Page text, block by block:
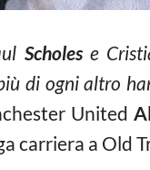
Scholese
di ogni altro
United
carriera a Old